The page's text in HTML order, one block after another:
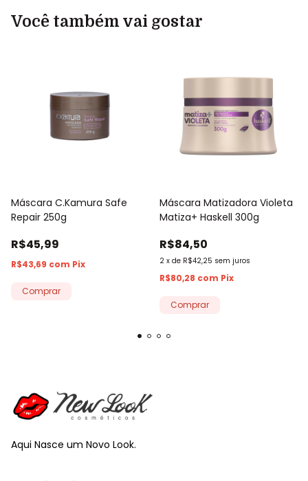
Você também vai gostar
Máscara C.Kamura Safe
Repair 250g
R$45,99
R$43,69 com Pix
Máscara Matizadora Violeta
Matiza+ Haskell 300g
R$84,50
2 x de R$42,25 sem juros
R$80,28 com Pix
Aqui Nasce um Novo Look.